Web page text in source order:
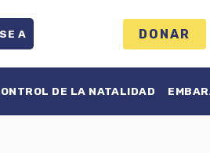
A DONAR
DE LA NATALIDAD